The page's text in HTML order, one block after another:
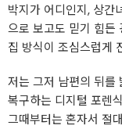
박지가 어디인지, 상간
으로 보고도 믿기 힘든
집 방식이 조심스럽게
저는 그저 남편의 뒤를
복구하는 디지털 포렌
그때부터는 혼자서 절